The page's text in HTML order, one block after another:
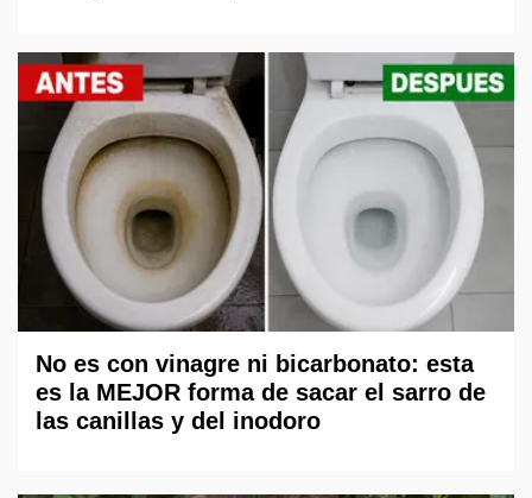
No es con vinagre ni bicarbonato: esta
es la MEJOR forma de sacar el sarro de
las canillas y del inodoro